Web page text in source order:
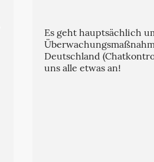
Es geht hauptsächlich
Deutschland
uns alle etwas an!